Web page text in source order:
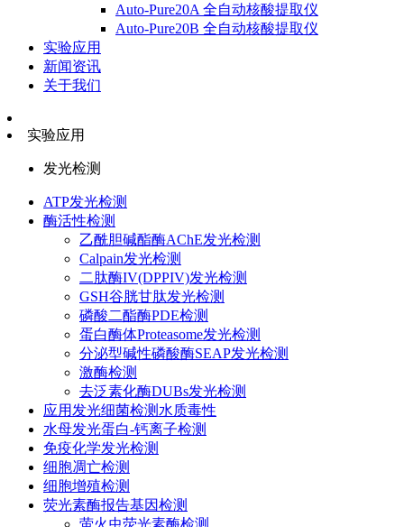
Auto-Pure20A 全自动核酸提取仪
Auto-Pure20B 全自动核酸提取仪
实验应用
新闻资讯
关于我们
实验应用
发光检测
ATP发光检测
酶活性检测
乙酰胆碱酯酶AChE发光检测
Calpain发光检测
二肽酶IV(DPPIV)发光检测
GSH谷胱甘肽发光检测
磷酸二酯酶PDE检测
蛋白酶体Proteasome发光检测
分泌型碱性磷酸酶SEAP发光检测
激酶检测
去泛素化酶DUBs发光检测
应用发光细菌检测水质毒性
水母发光蛋白-钙离子检测
免疫化学发光检测
细胞凋亡检测
细胞增殖检测
荧光素酶报告基因检测
萤火虫荧光素酶检测